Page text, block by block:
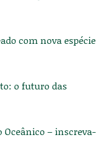
com nova espécie
o futuro das
Oceânico – inscreva-